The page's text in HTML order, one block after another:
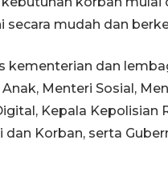
secara mudah dan
kementerian dan
Menteri Sosial,
Kepala Kepolisian
Korban, serta